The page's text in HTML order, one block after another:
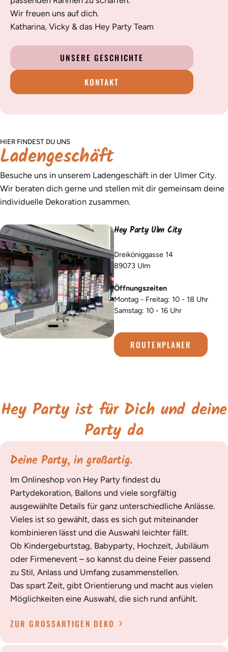
Wir freuen uns auf dich.
Katharina, Vicky & das Hey Party Team
UNSERE GESCHICHTE
KONTAKT
HIER FINDEST DU UNS
Ladengeschäft
Besuche uns in unserem Ladengeschäft in der Ulmer City.
Wir beraten dich gerne und stellen mit dir gemeinsam deine
individuelle Dekoration zusammen.
Hey Party Ulm City
Dreiköniggasse 14
89073 Ulm
Öffnungszeiten
Montag - Freitag: 10 - 18 Uhr
Samstag: 10 - 16 Uhr
ROUTENPLANER
Hey Party ist für Dich und deine
Party da
Deine Party, in großartig.
Im Onlineshop von Hey Party findest du
Partydekoration, Ballons und viele sorgfältig
ausgewählte Details für ganz unterschiedliche Anlässe.
Vieles ist so gewählt, dass es sich gut miteinander
kombinieren lässt und die Auswahl leichter fällt.
Ob Kindergeburtstag, Babyparty, Hochzeit, Jubiläum
oder Firmenevent – so kannst du deine Feier passend
zu Stil, Anlass und Umfang zusammenstellen.
Das spart Zeit, gibt Orientierung und macht aus vielen
Möglichkeiten eine Auswahl, die sich rund anfühlt.
ZUR GROSSARTIGEN DEKO